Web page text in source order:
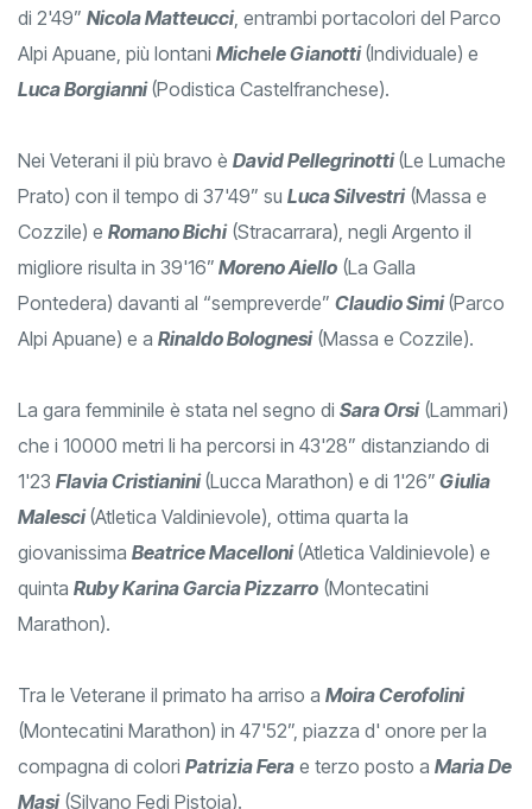
di 2'49” Nicola Matteucci, entrambi portacolori del Parco
Alpi Apuane, più lontani Michele Gianotti(Individuale) e
Luca Borgianni(Podistica Castelfranchese).
Nei Veterani il più bravo è David Pellegrinotti(Le Lumache
Prato) con il tempo di 37'49” su Luca Silvestri(Massa e
Cozzile) e Romano Bichi(Stracarrara), negli Argento il
migliore risulta in 39'16” Moreno Aiello (La Galla
Pontedera) davanti al “sempreverde” Claudio Simi(Parco
Alpi Apuane) e a Rinaldo Bolognesi(Massa e Cozzile).
La gara femminile è stata nel segno di Sara Orsi(Lammari)
che i 10000 metri li ha percorsi in 43'28” distanziando di
1'23 Flavia Cristianini(Lucca Marathon) e di 1'26” Giulia
Malesci(Atletica Valdinievole), ottima quarta la
giovanissima Beatrice Macelloni(Atletica Valdinievole) e
quinta Ruby Karina Garcia Pizzarro (Montecatini
Marathon).
Tra le Veterane il primato ha arriso a Moira Cerofolini
(Montecatini Marathon) in 47'52”, piazza d' onore per la
compagna di colori Patrizia Fera e terzo posto a Maria De
Masi(Silvano Fedi Pistoia).